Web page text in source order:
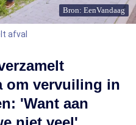
Bron: EenVandaag
afval
om vervuiling in
'Want aan